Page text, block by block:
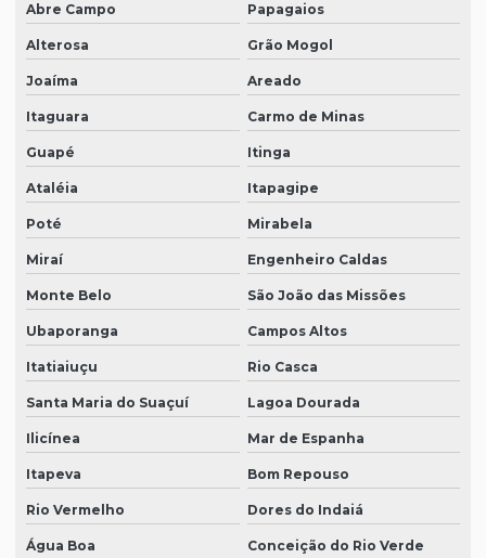
Abre Campo Papagaios
Alterosa Grão Mogol
Joaíma Areado
Itaguara Carmo de Minas
Guapé Itinga
Ataléia Itapagipe
Poté Mirabela
Miraí Engenheiro Caldas
Monte Belo São João das Missões
Ubaporanga Campos Altos
Itatiaiuçu Rio Casca
Santa Maria do Suaçuí Lagoa Dourada
Ilicínea Mar de Espanha
Itapeva Bom Repouso
Rio Vermelho Dores do Indaiá
Água Boa Conceição do Rio Verde